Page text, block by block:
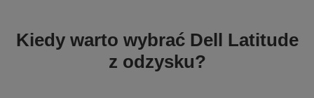
Kiedy warto wybrać Dell Latitude
z odzysku?